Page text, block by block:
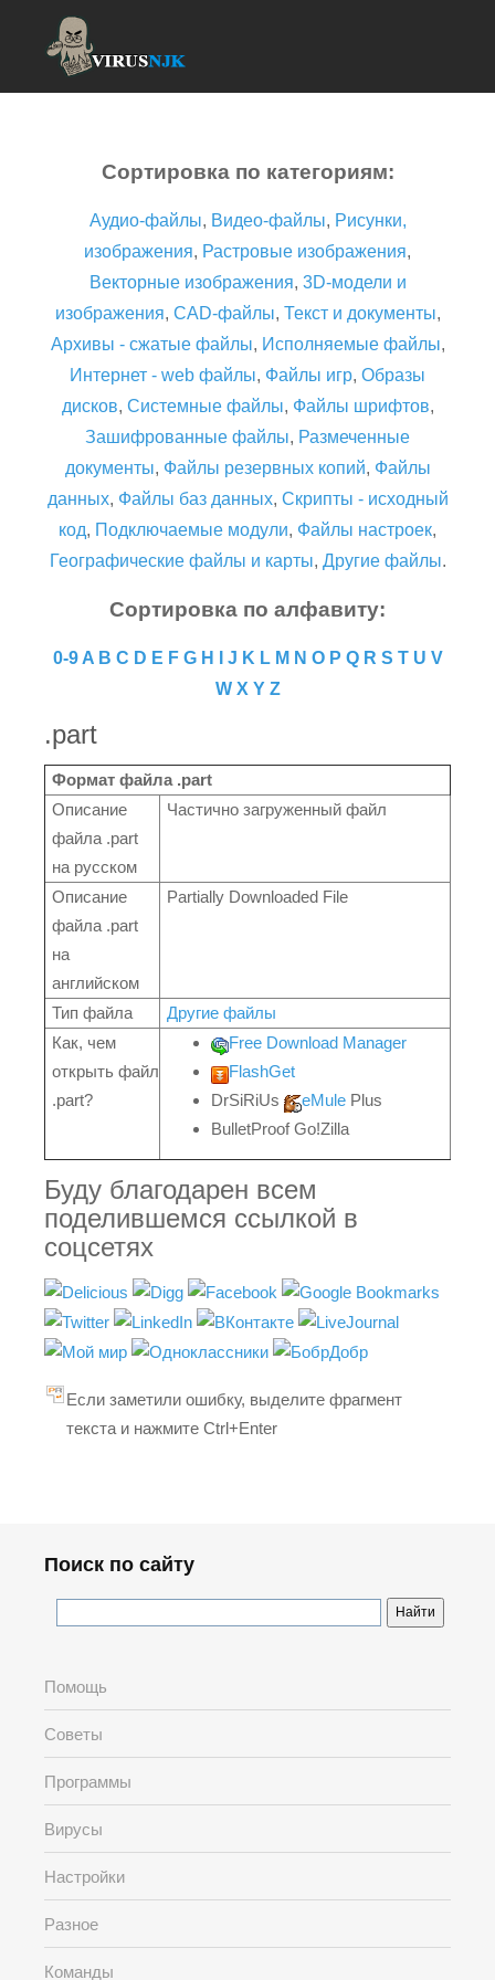
Сортировка по категориям:
Аудио-файлы, Видео-файлы, Рисунки,
изображения, Растровые изображения,
Векторные изображения, 3D-модели и
изображения, CAD-файлы, Текст и документы,
Архивы - сжатые файлы, Исполняемые файлы,
Интернет - web файлы, Файлы игр, Образы
дисков, Системные файлы, Файлы шрифтов,
Зашифрованные файлы, Размеченные
документы, Файлы резервных копий, Файлы
данных, Файлы баз данных, Скрипты - исходный
код, Подключаемые модули, Файлы настроек,
Географические файлы и карты, Другие файлы.
Сортировка по алфавиту:
0-9 A B C D E F G H J K L M N O P Q R S T U V
W X Y Z
.part
Формат файла .part
Описание
файла .part
на русском
Частично загруженный файл
Описание
файла .part
на
английском
Partially Downloaded File
Тип файла
Другие файлы
Как, чем
открыть файл
.part?
Free Download Manager
FlashGet
DrSiRiUs
eMule Plus
BulletProof Go!Zilla
Буду благодарен всем
поделившемся ссылкой в
соцсетях
Если заметили ошибку, выделите фрагмент
текста и нажмите Ctrl+Enter
Поиск по сайту
Помощь
Советы
Программы
Вирусы
Настройки
Разное
Команды